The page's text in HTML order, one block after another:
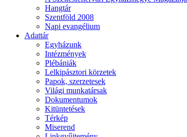
Hangtár
Szentföld 2008
Napi evangélium
Adattár
Egyházunk
Intézmények
Plébániák
Lelkipásztori körzetek
Papok, szerzetesek
Világi munkatársak
Dokumentumok
Kitüntetések
Térkép
Miserend